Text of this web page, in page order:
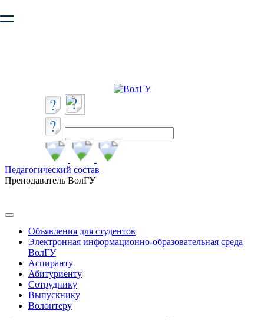
безопасную работу с сайтом. Пожалуйста
Педагогический состав
Преподаватель ВолГУ
Объявления для студентов
Электронная информационно-образовательная среда
ВолГУ
Аспиранту
Абитуриенту
Сотруднику
Выпускнику
Волонтеру